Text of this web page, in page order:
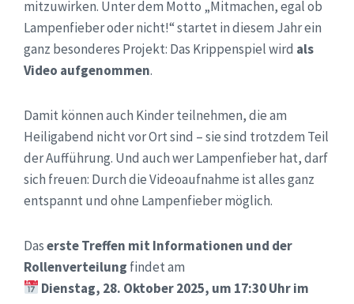
mitzuwirken. Unter dem Motto „Mitmachen, egal ob
Lampenfieber oder nicht!“ startet in diesem Jahr ein
ganz besonderes Projekt: Das Krippenspiel wird als
Video aufgenommen.
Damit können auch Kinder teilnehmen, die am
Heiligabend nicht vor Ort sind – sie sind trotzdem Teil
der Aufführung. Und auch wer Lampenfieber hat, darf
sich freuen: Durch die Videoaufnahme ist alles ganz
entspannt und ohne Lampenfieber möglich.
Daserste Treffen mit Informationen und der
Rollenverteilung findet am
Dienstag, 28. Oktober 2025, um 17:30 Uhr im